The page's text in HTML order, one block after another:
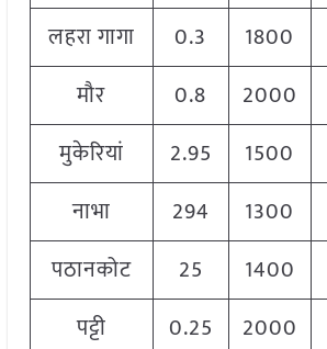
लहरा गागा
0.3 1800
मौर
0.8 2000
मुकेरियां
2.95 1500
नाभा
294 1300
पठानकोट
25 1400
पट्टी
0.25 2000